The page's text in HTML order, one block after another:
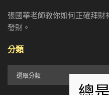
張國華老師教你如何正確拜
發財。
分類